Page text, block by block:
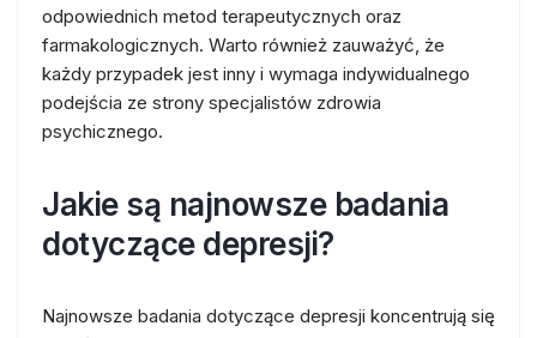
odpowiednich metod terapeutycznych oraz
farmakologicznych. Warto również zauważyć, że
każdy przypadek jest inny i wymaga indywidualnego
podejścia ze strony specjalistów zdrowia
psychicznego.
Jakie są najnowsze badania
dotyczące depresji?
Najnowsze badania dotyczące depresji koncentrują się